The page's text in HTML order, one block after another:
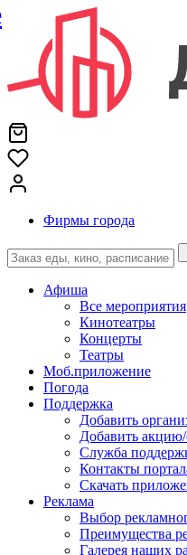
Фирмы города
Афиша
Все мероприятия
Кинотеатры
Концерты
Театры
Моб.приложение
Погода
Поддержка
Добавить
Добавить
Служба
Контакты
Скачать
Реклама
Выбор
Преимущества
Галерея наших